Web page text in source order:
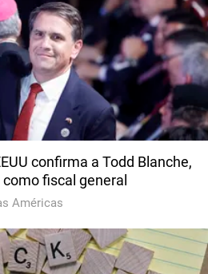
confirma a Todd Blanche,
fiscal general
Américas